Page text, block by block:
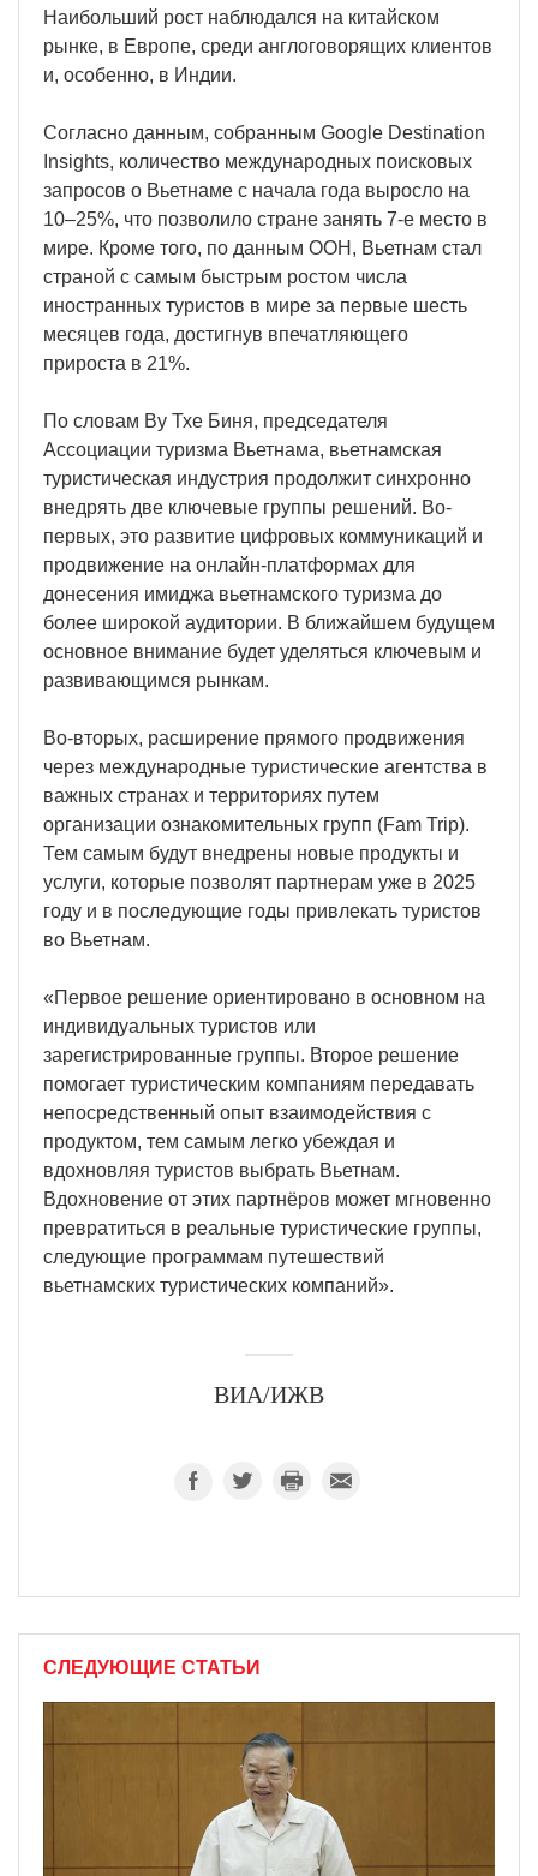
Наибольший рост наблюдался на китайском
рынке, в Европе, среди англоговорящих клиентов
и, особенно, в Индии.
Согласно данным, собранным Google Destination
Insights, количество международных поисковых
запросов о Вьетнаме с начала года выросло на
10–25%, что позволило стране занять 7-е место в
мире. Кроме того, по данным ООН, Вьетнам стал
страной с самым быстрым ростом числа
иностранных туристов в мире за первые шесть
месяцев года, достигнув впечатляющего
прироста в 21%.
По словам Ву Тхе Биня, председателя
Ассоциации туризма Вьетнама, вьетнамская
туристическая индустрия продолжит синхронно
внедрять две ключевые группы решений. Во-
первых, это развитие цифровых коммуникаций и
продвижение на онлайн-платформах для
донесения имиджа вьетнамского туризма до
более широкой аудитории. В ближайшем будущем
основное внимание будет уделяться ключевым и
развивающимся рынкам.
Во-вторых, расширение прямого продвижения
через международные туристические агентства в
важных странах и территориях путем
организации ознакомительных групп (Fam Trip).
Тем самым будут внедрены новые продукты и
услуги, которые позволят партнерам уже в 2025
году и в последующие годы привлекать туристов
во Вьетнам.
«Первое решение ориентировано в основном на
индивидуальных туристов или
зарегистрированные группы. Второе решение
помогает туристическим компаниям передавать
непосредственный опыт взаимодействия с
продуктом, тем самым легко убеждая и
вдохновляя туристов выбрать Вьетнам.
Вдохновение от этих партнёров может мгновенно
превратиться в реальные туристические группы,
следующие программам путешествий
вьетнамских туристических компаний».
ВИА/ИЖВ
СЛЕДУЮЩИЕ СТАТЬИ